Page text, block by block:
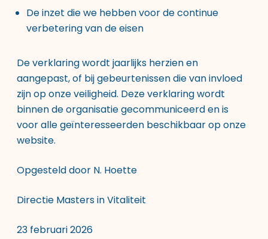
De inzet die we hebben voor de continue
verbetering van de eisen
De verklaring wordt jaarlijks herzien en
aangepast, of bij gebeurtenissen die van invloed
zijn op onze veiligheid. Deze verklaring wordt
binnen de organisatie gecommuniceerd en is
voor alle geïnteresseerden beschikbaar op onze
website.
Opgesteld door N. Hoette
Directie Masters in Vitaliteit
23 februari 2026